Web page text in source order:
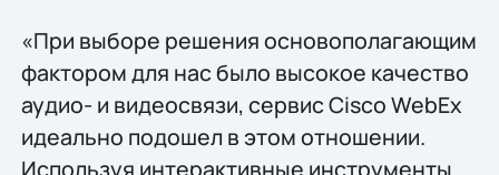
«При выборе решения основополагающим
фактором для нас было высокое качество
аудио- и видеосвязи, сервис Cisco WebEx
идеально подошел в этом отношении.